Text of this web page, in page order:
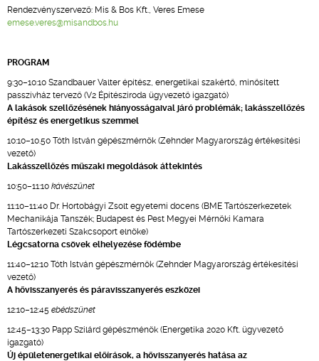
Rendezvényszervező: Mis & Bos Kft., Veres Emese
emese.veres@misandbos.hu
PROGRAM
9:30–10:10 Szandbauer Valter építész, energetikai szakértő, minősített
passzívház tervező (V2 Építésziroda ügyvezető igazgató)
A lakások szellőzésének hiányosságaival járó problémák; lakásszellőzés
építész és energetikus szemmel
10:10–10.50 Tóth István gépészmérnök (Zehnder Magyarország értékesítési
vezető)
Lakásszellőzés műszaki megoldások áttekintés
10:50–11:10 kávészünet
11:10–11:40 Dr. Hortobágyi Zsolt egyetemi docens (BME Tartószerkezetek
Mechanikája Tanszék; Budapest és Pest Megyei Mérnöki Kamara
Tartószerkezeti Szakcsoport elnöke)
Légcsatorna csövek elhelyezése födémbe
11:40–12:10 Tóth István gépészmérnök (Zehnder Magyarország értékesítési
vezető)
A hővisszanyerés és páravisszanyerés eszközei
12:10–12:45 ebédszünet
12:45–13:30 Papp Szilárd gépészménök (Energetika 2020 Kft. ügyvezető
igazgató)
Új épületenergetikai előírások, a hővisszanyerés hatása az